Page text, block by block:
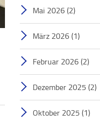
Mai 2026(2)
März 2026(1)
Februar 2026(2)
Dezember 2025(2)
Oktober 2025(1)